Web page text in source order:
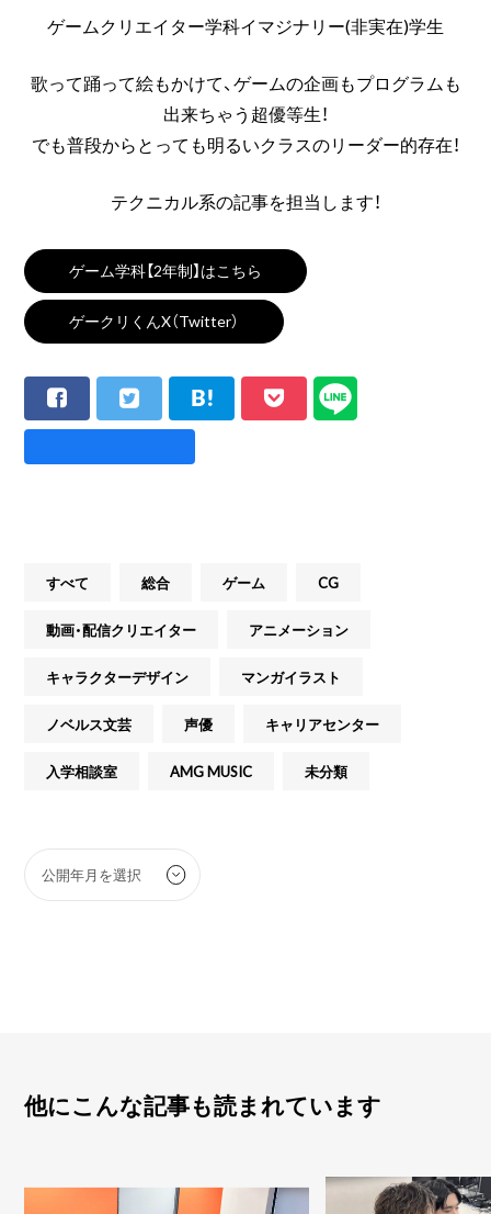
ゲームクリエイター学科イマジナリー(非実在)学生
歌って踊って絵もかけて、ゲームの企画もプログラムも
出来ちゃう超優等生！
でも普段からとっても明るいクラスのリーダー的存在！
テクニカル系の記事を担当します！
ゲーム学科【2年制】はこちら
ゲークリくんX（Twitter）
すべて 総合 ゲーム CG
動画・配信クリエイター アニメーション
キャラクターデザイン マンガイラスト
ノベルス文芸 声優 キャリアセンター
入学相談室 AMG MUSIC 未分類
他にこんな記事も読まれています